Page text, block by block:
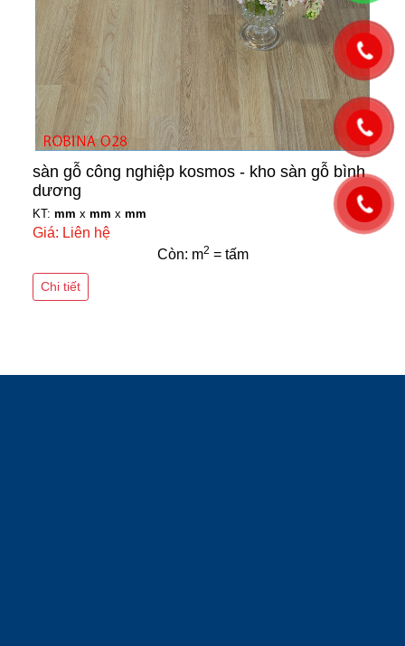
sàn gỗ công nghiệp kosmos - kho sàn gỗ bình
dương
KT: mm x mm x mm
Giá: Liên hệ
Còn: m2 = tấm
Chi tiết